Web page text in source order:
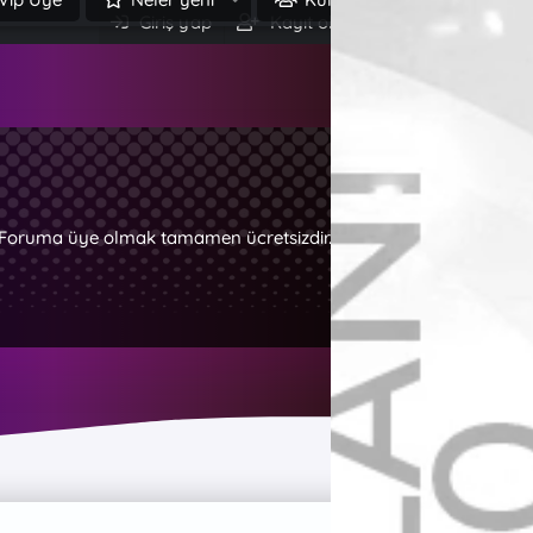
Giriş yap Kayıt ol
üye olmak tamamen ücretsizdir.